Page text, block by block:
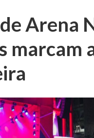
Arena
marcam